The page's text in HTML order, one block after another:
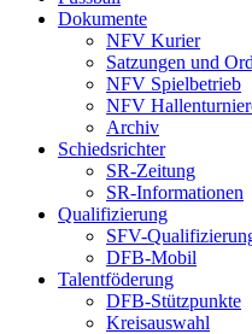
Dokumente
NFV Kurier
Satzungen und
NFV Spielbetrieb
NFV
Archiv
Schiedsrichter
SR-Zeitung
SR-Informationen
Qualifizierung
SFV-
DFB-Mobil
Talentföderung
DFB-Stützpunkte
Kreisauswahl